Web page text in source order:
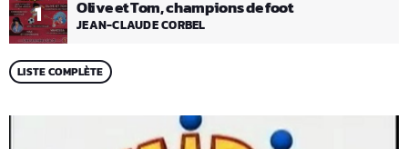
1 Olive et Tom, champions de foot
JEAN-CLAUDE CORBEL
LISTE COMPLÈTE